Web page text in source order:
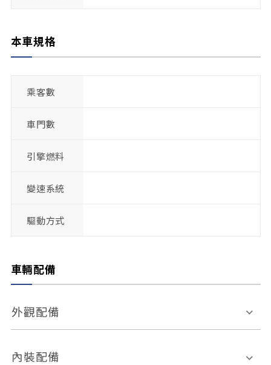
本車規格
乘客數
車門數
引擎燃料
變速系統
驅動方式
車輛配備
外觀配備
電動天窗
內裝配備